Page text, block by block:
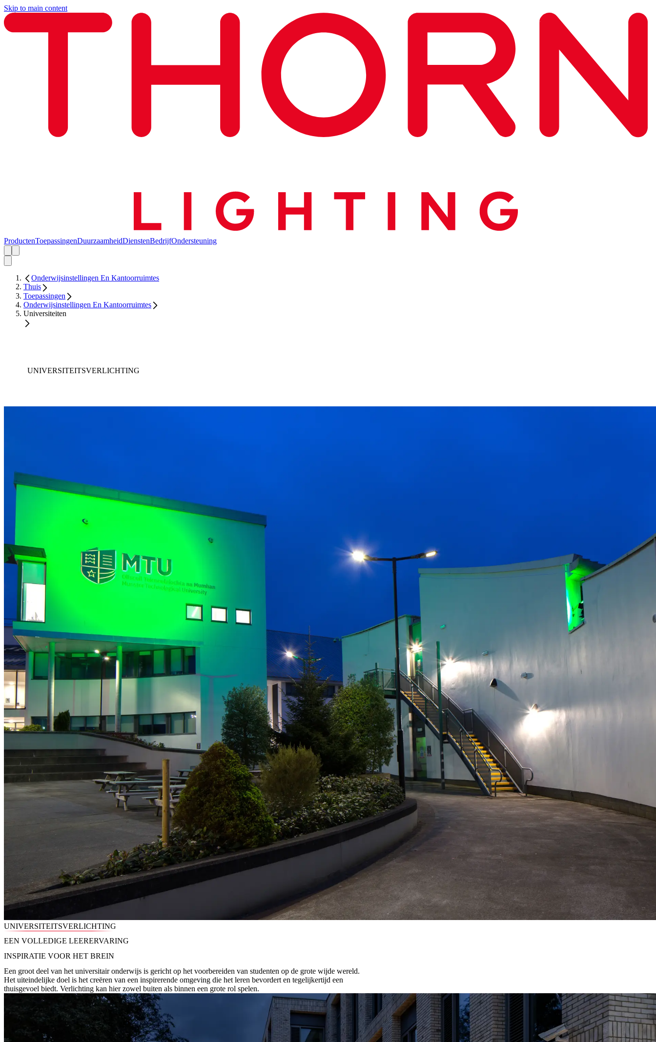
Skip to main content
ProductenToepassingenDuurzaamheidDienstenBedrijfOndersteuning
Onderwijsinstellingen En Kantoorruimtes
Thuis
Toepassingen
Onderwijsinstellingen En Kantoorruimtes
Universiteiten
UNIVERSITEITSVERLICHTING
UNIVERSITEITSVERLICHTING
EEN VOLLEDIGE LEERERVARING
INSPIRATIE VOOR HET BREIN
Een groot deel van het universitair onderwijs is gericht op het voorbereiden van studenten op de grote wijde wereld.
Het uiteindelijke doel is het creëren van een inspirerende omgeving die het leren bevordert en tegelijkertijd een
thuisgevoel biedt. Verlichting kan hier zowel buiten als binnen een grote rol spelen.